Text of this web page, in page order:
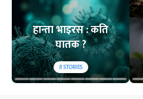
हान्ता भाइरस : कति
घातक ?
8STORIES